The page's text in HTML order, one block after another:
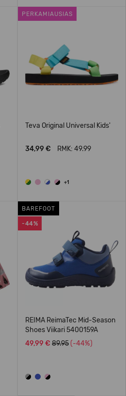
PERKAMIAUSIAS
Teva Original Universal Kids'
34,99 € RMK: 49.99
+1
-44%
BAREFOOT
REIMA ReimaTec Mid-Season
Shoes Viikari 5400159A
49,99 € 89.95 (-44%)